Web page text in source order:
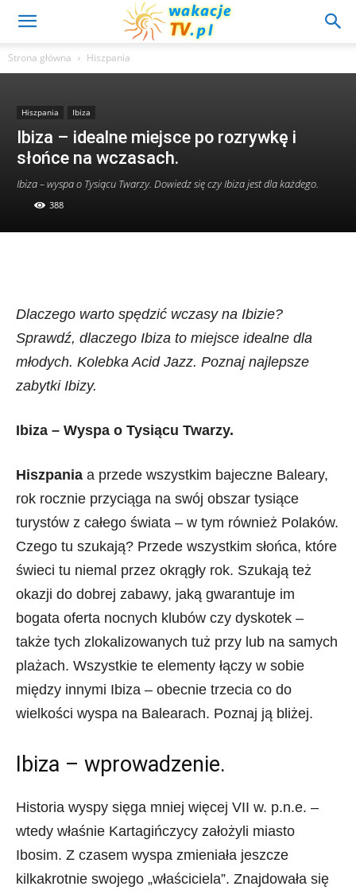
Strona główna Hiszpania
Hiszpania Ibiza
Ibiza – idealne miejsce po rozrywkę i
słońce na wczasach.
Ibiza – wyspa o Tysiącu Twarzy. Dowiedz się czy Ibiza jest dla każdego.
388
Dlaczego warto spędzić wczasy na Ibizie?
Sprawdź, dlaczego Ibiza to miejsce idealne dla
młodych. Kolebka Acid Jazz. Poznaj najlepsze
zabytki Ibizy.
Ibiza – Wyspa o Tysiącu Twarzy.
Hiszpania a przede wszystkim bajeczne Baleary,
rok rocznie przyciąga na swój obszar tysiące
turystów z całego świata – w tym również Polaków.
Czego tu szukają? Przede wszystkim słońca, które
świeci tu niemal przez okrągły rok. Szukają też
okazji do dobrej zabawy, jaką gwarantuje im
bogata oferta nocnych klubów czy dyskotek –
także tych zlokalizowanych tuż przy lub na samych
plażach. Wszystkie te elementy łączy w sobie
między innymi Ibiza – obecnie trzecia co do
wielkości wyspa na Balearach. Poznaj ją bliżej.
Ibiza – wprowadzenie.
Historia wyspy sięga mniej więcej VII w. p.n.e. –
wtedy właśnie Kartagińczycy założyli miasto
Ibosim. Z czasem wyspa zmieniała jeszcze
kilkakrotnie swojego „właściciela”. Znajdowała się